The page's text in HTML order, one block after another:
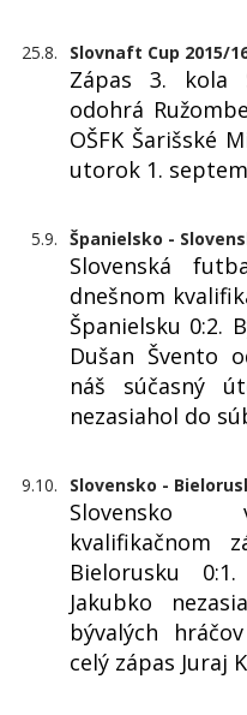
25.8. Slovnaft Cup 2015/
Zápas 3. kola
odohrá
OŠFK Šarišské
utorok 1.
5.9. Španielsko -
Slovenská
dnešnom
Španielsku 0:2.
Dušan Švento
náš súčasný
nezasiahol do
9.10. Slovensko -
Slovensko
kvalifikačnom
Bielorusku
Jakubko
bývalých
celý zápas Juraj